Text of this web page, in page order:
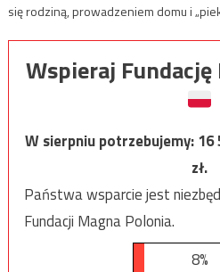
się rodziną, prowadzeniem domu i
Wspieraj
W sierpniu potrzebujemy:16
zł.
Państwa wsparcie jest
Fundacji Magna Polonia.
8%